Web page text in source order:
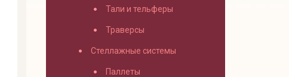
Тали и тельферы
Траверсы
Стеллажные системы
Паллеты